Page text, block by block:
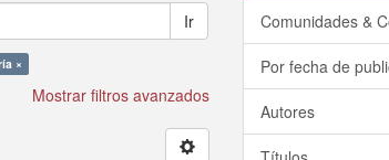
Ir
×
Mostrar filtros avanzados
Comunidades &
Por fecha de
Autores